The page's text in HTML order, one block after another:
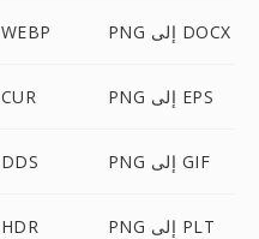
PNG إلى WEBP PNG إلى DOCX
PNG إلى CUR PNG إلى EPS
PNG إلى DDS PNG إلى GIF
PNG إلى HDR PNG إلى PLT